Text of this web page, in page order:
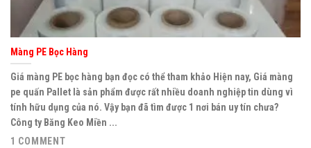
Màng PE Bọc Hàng
Giá màng PE bọc hàng bạn đọc có thể tham khảo Hiện nay, Giá màng
pe quấn Pallet là sản phẩm được rất nhiều doanh nghiệp tin dùng vì
tính hữu dụng của nó. Vậy bạn đã tìm được 1 nơi bán uy tín chưa?
Công ty Băng Keo Miền ...
1 COMMENT